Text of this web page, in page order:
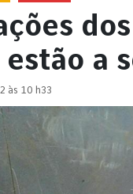
estão a
às 10 h33